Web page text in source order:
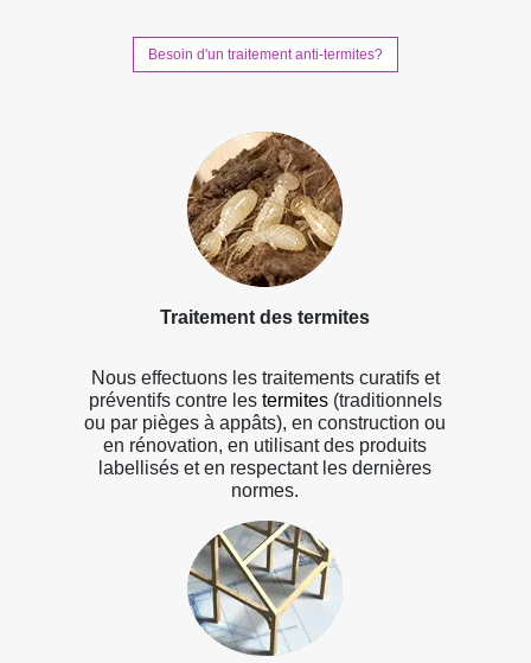
Besoin d'un traitement anti-termites?
Traitement des termites
Nous effectuons les traitements curatifs et
préventifs contre les termites(traditionnels
ou par pièges à appâts), en construction ou
en rénovation, en utilisant des produits
labellisés et en respectant les dernières
normes.